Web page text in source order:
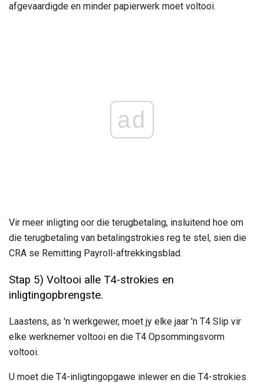
afgevaardigde en minder papierwerk moet voltooi.
ad
Vir meer inligting oor die terugbetaling, insluitend hoe om
die terugbetaling van betalingstrokies reg te stel, sien die
CRA se Remitting Payroll-aftrekkingsblad.
Stap 5) Voltooi alle T4-strokies en
inligtingopbrengste.
Laastens, as 'n werkgewer, moet jy elke jaar 'n T4 Slip vir
elke werknemer voltooi en die T4 Opsommingsvorm
voltooi.
U moet die T4-inligtingopgawe inlewer en die T4-strokies